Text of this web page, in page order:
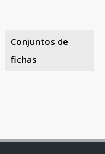
Conjuntos de
fichas